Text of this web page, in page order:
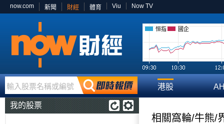
now.com 新聞 財經 體育 Viu Now TV
恒指 國企
輸入股票名稱或編號 港股
我的股票
相關窩輪/牛熊/